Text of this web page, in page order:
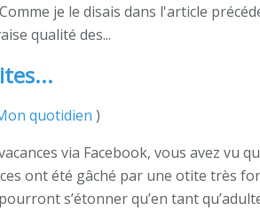
je le disais dans l'article
qualité des...
quotidien )
via Facebook, vous avez vu
ont été gâché par une otite très
s’étonner qu’en tant